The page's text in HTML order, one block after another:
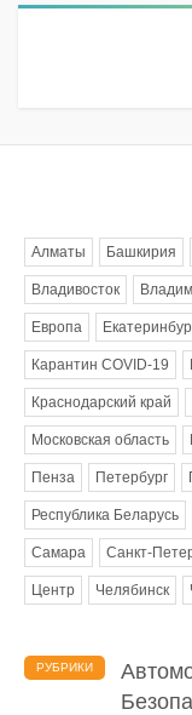
Алматы Башкирия
Владивосток
Европа
Карантин COVID-19
Краснодарский край
Московская область
Пенза Петербург
Республика Беларусь
Самара Санкт-
Центр Челябинск
РУБРИКИ